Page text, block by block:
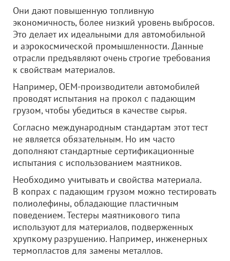
Они дают повышенную топливную
экономичность, более низкий уровень выбросов.
Это делает их идеальными для автомобильной
и аэрокосмической промышленности. Данные
отрасли предъявляют очень строгие требования
к свойствам материалов.
Например, OEM-производители автомобилей
проводят испытания на прокол с падающим
грузом, чтобы убедиться в качестве сырья.
Согласно международным стандартам этот тест
не является обязательным. Но им часто
дополняют стандартные сертификационные
испытания с использованием маятников.
Необходимо учитывать и свойства материала.
В копрах с падающим грузом можно тестировать
полиолефины, обладающие пластичным
поведением. Тестеры маятникового типа
используют для материалов, подверженных
хрупкому разрушению. Например, инженерных
термопластов для замены металлов.